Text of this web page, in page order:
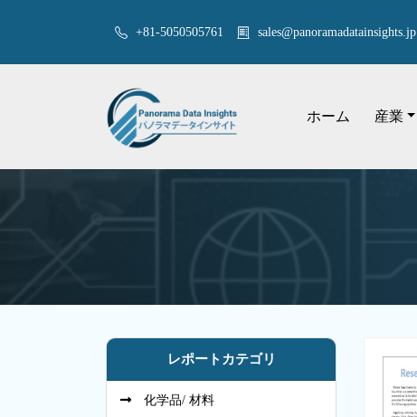
+81-5050505761 sales@panoramadatainsights.jp
ホーム 産業
レポートカテゴリ
化学品/ 材料